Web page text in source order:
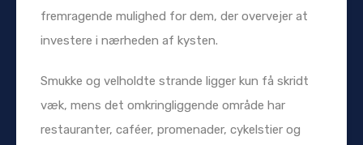
fremragende mulighed for dem, der overvejer at
investere i nærheden af ​​kysten.
Smukke og velholdte strande ligger kun få skridt
væk, mens det omkringliggende område har
restauranter, caféer, promenader, cykelstier og